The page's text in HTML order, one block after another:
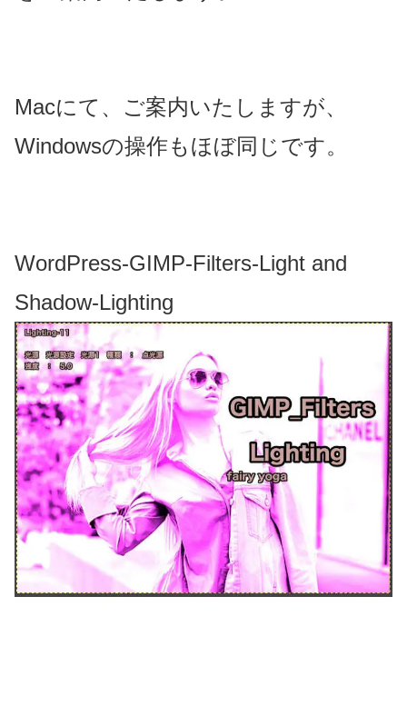
Macにて、ご案内いたしますが、
Windowsの操作もほぼ同じです。
WordPress-GIMP-Filters-Light and
Shadow-Lighting